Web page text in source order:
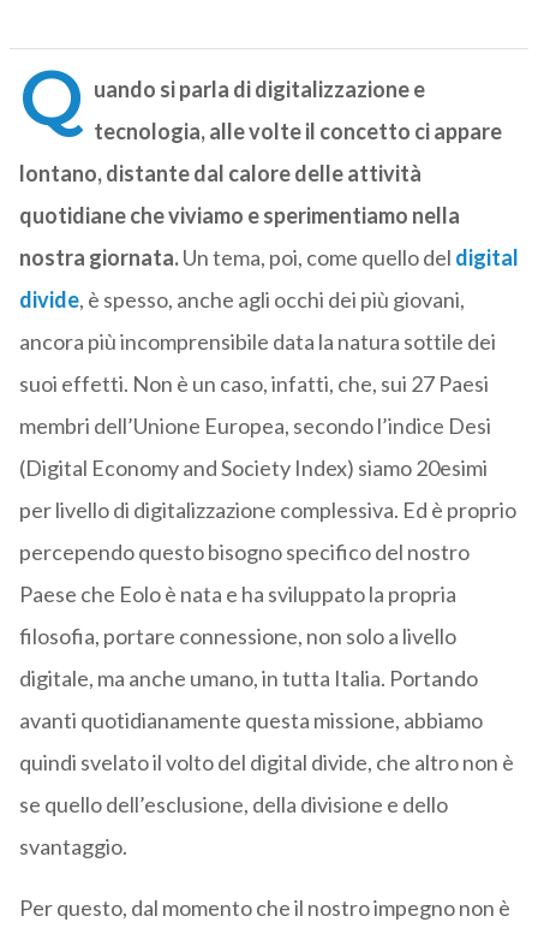
Q uando si parla di digitalizzazione e
tecnologia, alle volte il concetto ci appare
lontano, distante dal calore delle attività
quotidiane che viviamo e sperimentiamo nella
nostra giornata.Un tema, poi, come quello del digital
divide, è spesso, anche agli occhi dei più giovani,
ancora più incomprensibile data la natura sottile dei
suoi effetti. Non è un caso, infatti, che, sui 27 Paesi
membri dell’Unione Europea, secondo l’indice Desi
(Digital Economy and Society Index) siamo 20esimi
per livello di digitalizzazione complessiva. Ed è proprio
percependo questo bisogno specifico del nostro
Paese che Eolo è nata e ha sviluppato la propria
filosofia, portare connessione, non solo a livello
digitale, ma anche umano, in tutta Italia. Portando
avanti quotidianamente questa missione, abbiamo
quindi svelato il volto del digital divide, che altro non è
se quello dell’esclusione, della divisione e dello
svantaggio.
Per questo, dal momento che il nostro impegno non è